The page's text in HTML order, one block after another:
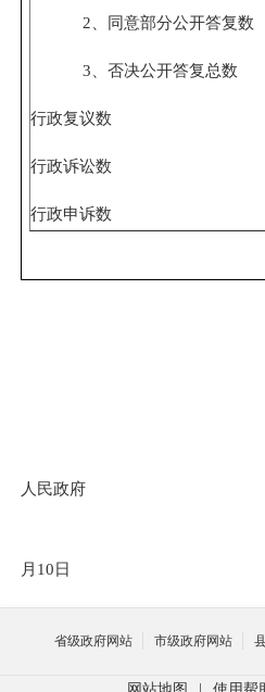
2 、同意部分公开答复数
3 、否决公开答复总数
行政复议数
行政诉讼数
行政申诉数
人民政府
月 10日
省级政府网站 市级政府网站